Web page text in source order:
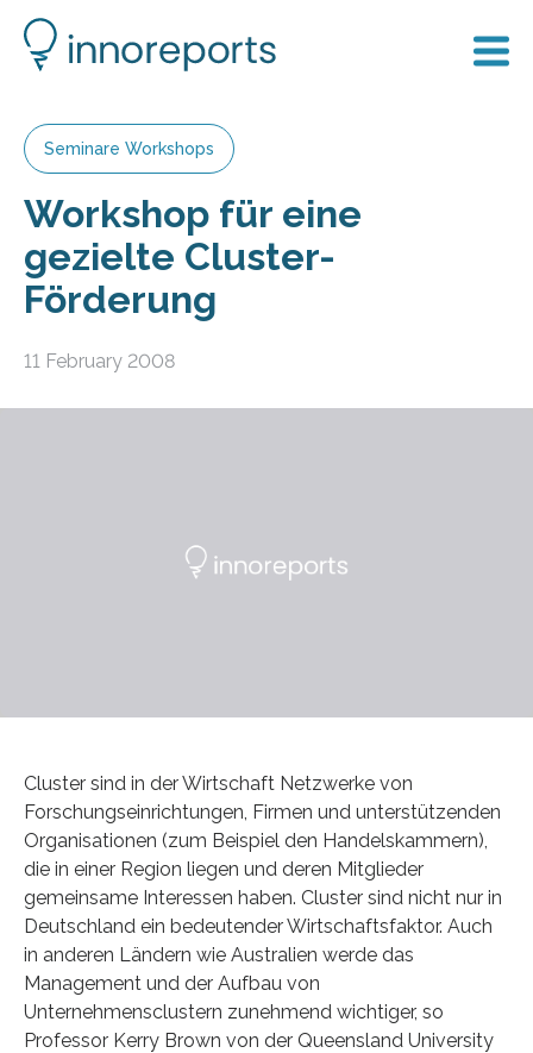
Seminare Workshops
Workshop für eine
gezielte Cluster-
Förderung
11 February 2008
Cluster sind in der Wirtschaft Netzwerke von
Forschungseinrichtungen, Firmen und unterstützenden
Organisationen (zum Beispiel den Handelskammern),
die in einer Region liegen und deren Mitglieder
gemeinsame Interessen haben. Cluster sind nicht nur in
Deutschland ein bedeutender Wirtschaftsfaktor. Auch
in anderen Ländern wie Australien werde das
Management und der Aufbau von
Unternehmensclustern zunehmend wichtiger, so
Professor Kerry Brown von der Queensland University